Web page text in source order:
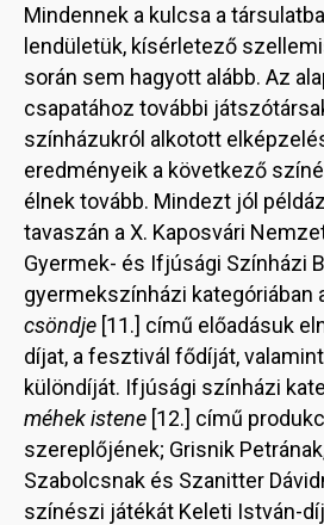
Mindennek a kulcsa a
lendületük, kísérletező
során sem hagyott alább. Az
csapatához további
színházukról alkotott
eredményeik a következő
élnek tovább. Mindezt jól
tavaszán a X. Kaposvári
Gyermek- és Ifjúsági Színházi
gyermekszínházi kategóriában
csöndje [11.] című előadásuk
díjat, a fesztivál fődíját,
különdíját. Ifjúsági színházi
méhek istene [12.] című
szereplőjének; Grisnik
Szabolcsnak és Szanitter
színészi játékát Keleti István-